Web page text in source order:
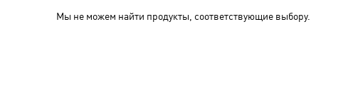
Мы не можем найти продукты, соответствующие выбору.